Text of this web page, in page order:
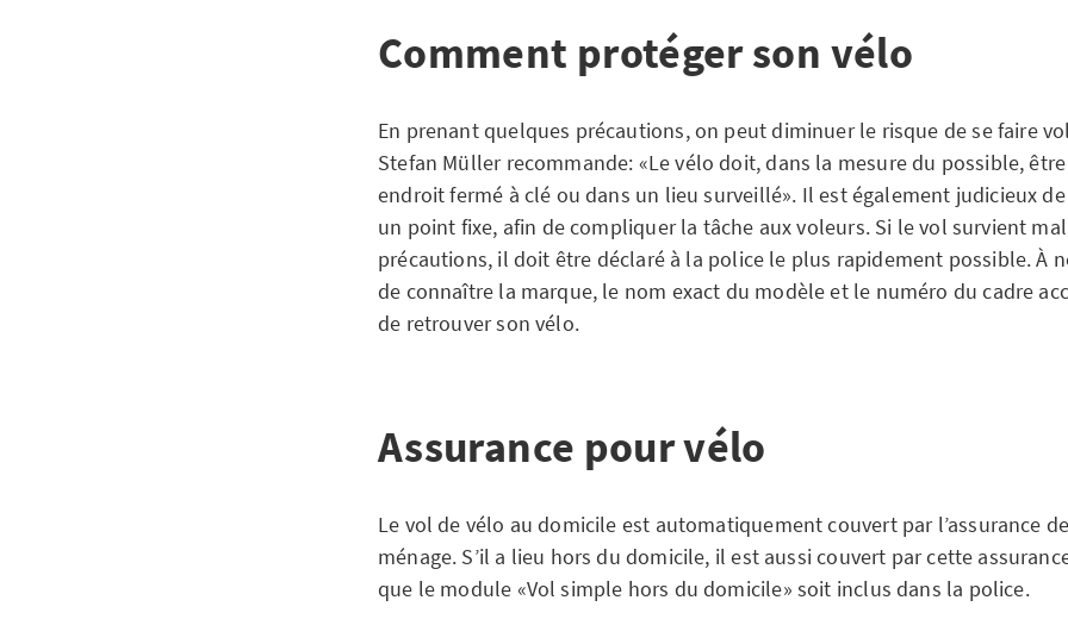
Comment protéger son vélo
En prenant quelques précautions, on peut diminuer le risque de se faire
Stefan Müller recommande: «Le vélo doit, dans la mesure du possible,
endroit fermé à clé ou dans un lieu surveillé». Il est également judicieux
un point fixe, afin de compliquer la tâche aux voleurs. Si le vol survient
précautions, il doit être déclaré à la police le plus rapidement possible. À
de connaître la marque, le nom exact du modèle et le numéro du cadre
de retrouver son vélo.
Assurance pour vélo
Le vol de vélo au domicile est automatiquement couvert par l’assurance
ménage. S’il a lieu hors du domicile, il est aussi couvert par cette
que le module «Vol simple hors du domicile» soit inclus dans la police.